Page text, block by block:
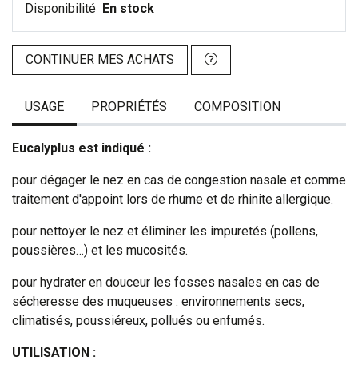
Disponibilité En stock
CONTINUER MES ACHATS
USAGE PROPRIÉTÉS COMPOSITION
Eucalyplus est indiqué :
pour dégager le nez en cas de congestion nasale et comme
traitement d'appoint lors de rhume et de rhinite allergique.
pour nettoyer le nez et éliminer les impuretés (pollens,
poussières…) et les mucosités.
pour hydrater en douceur les fosses nasales en cas de
sécheresse des muqueuses : environnements secs,
climatisés, poussiéreux, pollués ou enfumés.
UTILISATION :